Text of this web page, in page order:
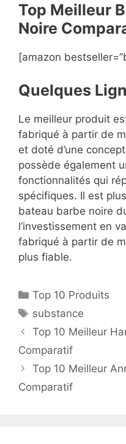
Top Meilleur
Noire
[amazon
Quelques
Le meilleur produit
fabriqué à partir de
et doté d’une
possède également
fonctionnalités qui
spécifiques. Il est
bateau barbe noire
l’investissement en
fabriqué à partir de
plus fiable.
Top 10 Produits
substance
Top 10 Meilleur
Comparatif
Top 10 Meilleur
Comparatif